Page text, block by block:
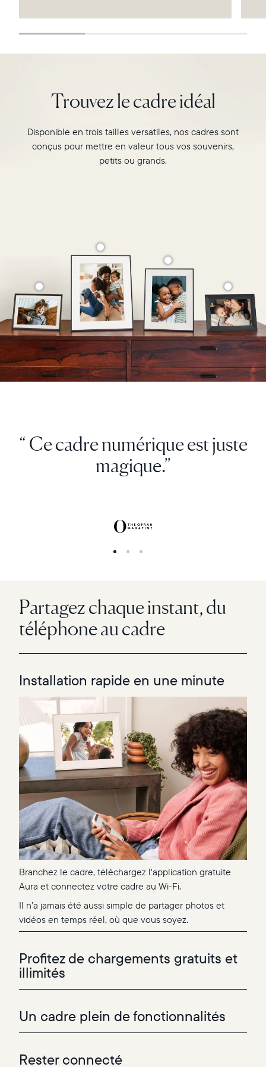
Continuer
Trouvez le cadre idéal
Disponible en trois tailles versatiles, nos cadres sont
conçus pour mettre en valeur tous vos souvenirs,
petits ou grands.
“ Ce cadre numérique est juste
magique.”
Partagez chaque instant, du
téléphone au cadre
Installation rapide en une minute
Branchez le cadre, téléchargez l'application gratuite
Aura et connectez votre cadre au Wi-Fi.
Il n’a jamais été aussi simple de partager photos et
vidéos en temps réel, où que vous soyez.
Profitez de chargements gratuits et
illimités
Un cadre plein de fonctionnalités
Rester connecté